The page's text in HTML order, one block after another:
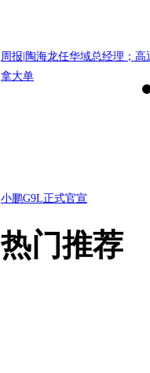
周报|陶海龙任华域总经理；高
拿大单
小鹏G9L正式官宣
热门推荐